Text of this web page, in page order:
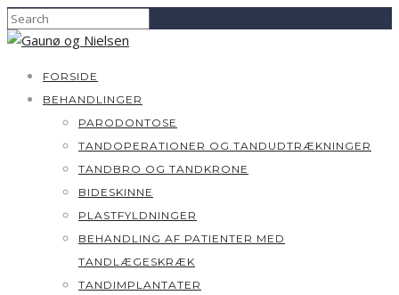
FORSIDE
BEHANDLINGER
PARODONTOSE
TANDOPERATIONER OG TANDUDTRÆKNINGER
TANDBRO OG TANDKRONE
BIDESKINNE
PLASTFYLDNINGER
BEHANDLING AF PATIENTER MED
TANDLÆGESKRÆK
TANDIMPLANTATER